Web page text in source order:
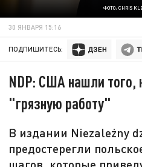
ФОТО: CHRIS
30 ЯНВАРЯ 15:16
ПОДПИШИТЕСЬ:
NDP: США нашли того,
"грязную работу"
В издании Niezależny
предостерегли
шагов, которые